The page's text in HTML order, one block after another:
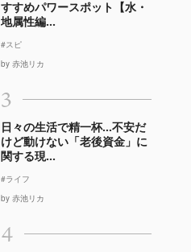
すすめパワースポット【水・
地属性編...
#スピ
by 赤池リカ
3
日々の生活で精一杯…不安だ
けど動けない「老後資金」に
関する現...
#ライフ
by 赤池リカ
4